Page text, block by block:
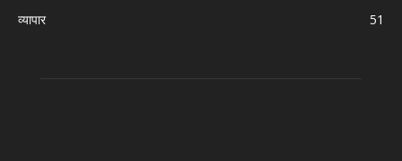
व्यापार
51